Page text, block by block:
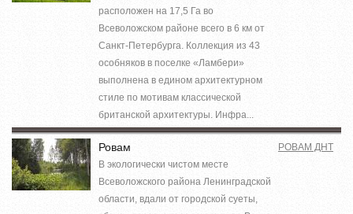
расположен на 17,5 Га во
Всеволожском районе всего в 6 км от
Санкт-Петербурга. Коллекция из 43
особняков в поселке «Ламбери»
выполнена в едином архитектурном
стиле по мотивам классической
британской архитектуры. Инфра...
Ровам
В экологически чистом месте
Всеволожского района Ленинградской
области, вдали от городской суеты,
РОВАМ ДНТ